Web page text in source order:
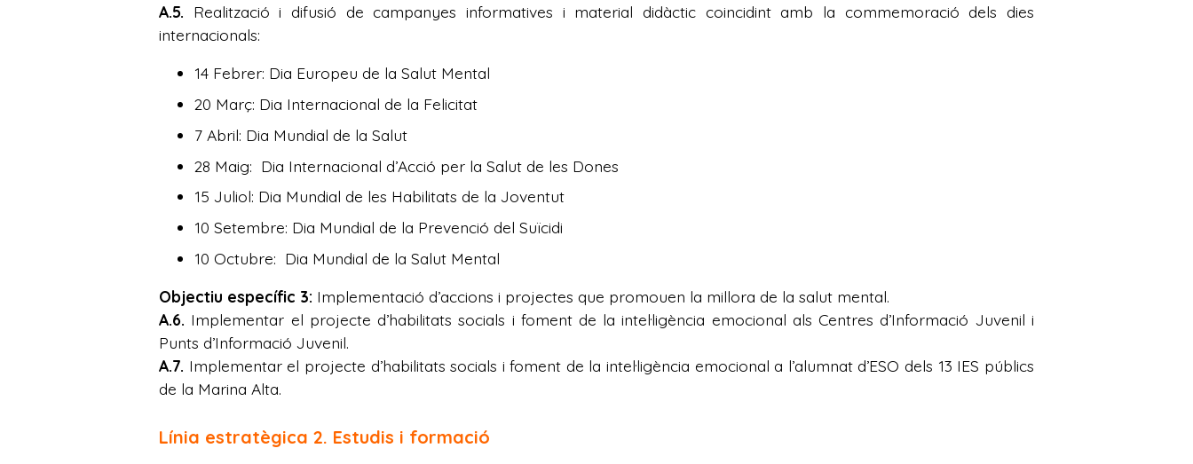
A.5. Realització i difusió de campanyes informatives i material didàctic coincidint amb la commemoració dels dies
internacionals:
14 Febrer: Dia Europeu de la Salut Mental
20 Març: Dia Internacional de la Felicitat
7 Abril: Dia Mundial de la Salut
28 Maig: Dia Internacional d’Acció per la Salut de les Dones
15 Juliol: Dia Mundial de les Habilitats de la Joventut
10 Setembre: Dia Mundial de la Prevenció del Suïcidi
10 Octubre: Dia Mundial de la Salut Mental
Objectiu específic 3: Implementació d’accions i projectes que promouen la millora de la salut mental.
A.6. Implementar el projecte d’habilitats socials i foment de la intel·ligència emocional als Centres d’Informació Juvenil i
Punts d’Informació Juvenil.
A.7. Implementar el projecte d’habilitats socials i foment de la intel·ligència emocional a l’alumnat d’ESO dels 13 IES públics
de la Marina Alta.
Línia estratègica 2. Estudis i formació